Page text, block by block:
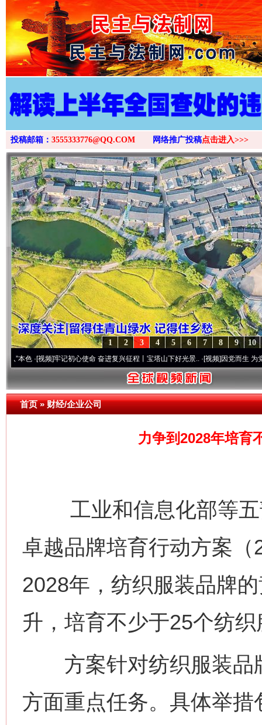
>
投稿邮箱： 3555333776@QQ.COM 网络推广投稿点击进入>>>
10
9
8
7
6
5
4
3
2
1
·[视频]牢记初心使命 奋进复兴征程丨宝塔山下好光景..·[视频]因党而生 为党而战——
首页»财经/企业公司
力争到2028年培育
工业和信息化部等五
卓越品牌培育行动方案
2028年，纺织服装品牌
升，培育不少于25个纺
方案针对纺织服装品
方面重点任务。具体举